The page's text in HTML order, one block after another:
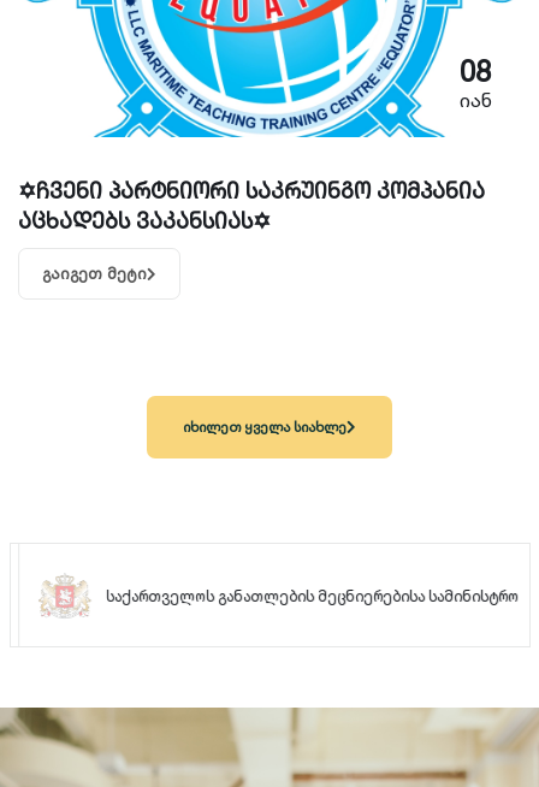
08
იან
✡️ჩვენი პარტნიორი საკრუინგო კომპანია
აცხადებს ვაკანსიას✡️
გაიგეთ მეტი
იხილეთ ყველა სიახლე
საქართველოს განათლების მეცნიერებისა სამინისტრო